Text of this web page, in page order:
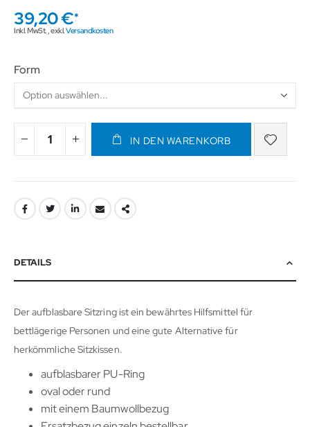
39,20 €
Inkl. MwSt.,exkl.Versandkosten
Form
IN DEN WARENKORB
DETAILS
Der aufblasbare Sitzring ist ein bewährtes Hilfsmittel für
bettlägerige Personen und eine gute Alternative für
herkömmliche Sitzkissen.
aufblasbarer PU-Ring
oval oder rund
mit einem Baumwollbezug